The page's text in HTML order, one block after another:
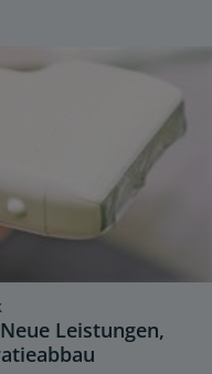
Leistungen,